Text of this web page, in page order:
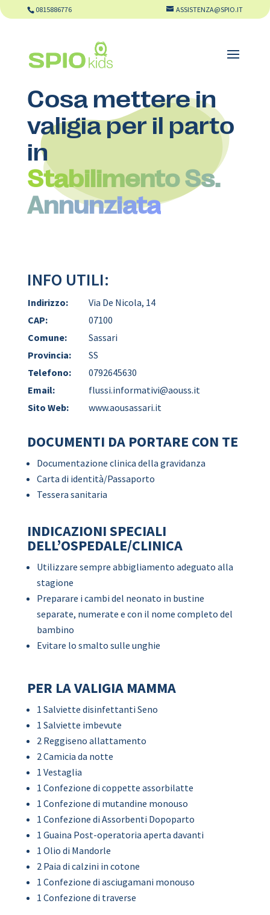
0815886776 ASSISTENZA@SPIO.IT
Cosa mettere in
valigia per il parto
in
Stabilimento Ss.
Annunziata
INFO UTILI:
Indirizzo:
Via De Nicola, 14
CAP:
07100
Comune:
Sassari
Provincia:
SS
Telefono:
0792645630
Email:
flussi.informativi@aouss.it
Sito Web:
www.aousassari.it
DOCUMENTI DA PORTARE CON TE
Documentazione clinica della gravidanza
Carta di identità/Passaporto
Tessera sanitaria
INDICAZIONI SPECIALI
DELL’OSPEDALE/CLINICA
Utilizzare sempre abbigliamento adeguato alla
stagione
Preparare i cambi del neonato in bustine
separate, numerate e con il nome completo del
bambino
Evitare lo smalto sulle unghie
PER LA VALIGIA MAMMA
1 Salviette disinfettanti Seno
1 Salviette imbevute
2 Reggiseno allattamento
2 Camicia da notte
1 Vestaglia
1 Confezione di coppette assorbilatte
1 Confezione di mutandine monouso
1 Confezione di Assorbenti Dopoparto
1 Guaina Post-operatoria aperta davanti
1 Olio di Mandorle
2 Paia di calzini in cotone
1 Confezione di asciugamani monouso
1 Confezione di traverse